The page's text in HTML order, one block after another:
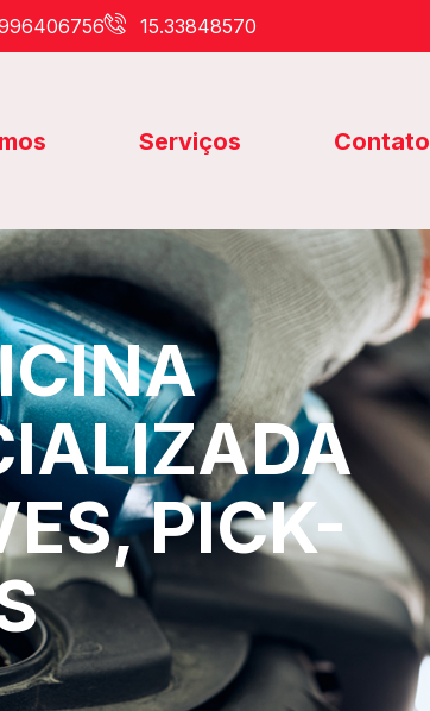
15.33848570
Serviços Contato
PICK-